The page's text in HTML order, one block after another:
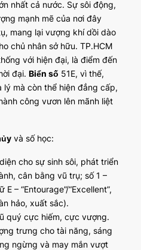
nhất cả nước. Sự sôi động,
mạnh mẽ của nơi đây
mang lại vượng khí dồi dào
chủ nhân sở hữu. TP.HCM
với hiện đại, là điểm đến
đại. Biển số 51E, vì thế,
lý mà còn thể hiện đẳng cấp,
công vươn lên mãnh liệt
và số học:
cho sự sinh sôi, phát triển
cân bằng vũ trụ; số 1 –
– “Entourage”/“Excellent”,
hảo, xuất sắc).
quý cực hiếm, cực vượng.
trưng cho tài năng, sáng
ngừng và may mắn vượt